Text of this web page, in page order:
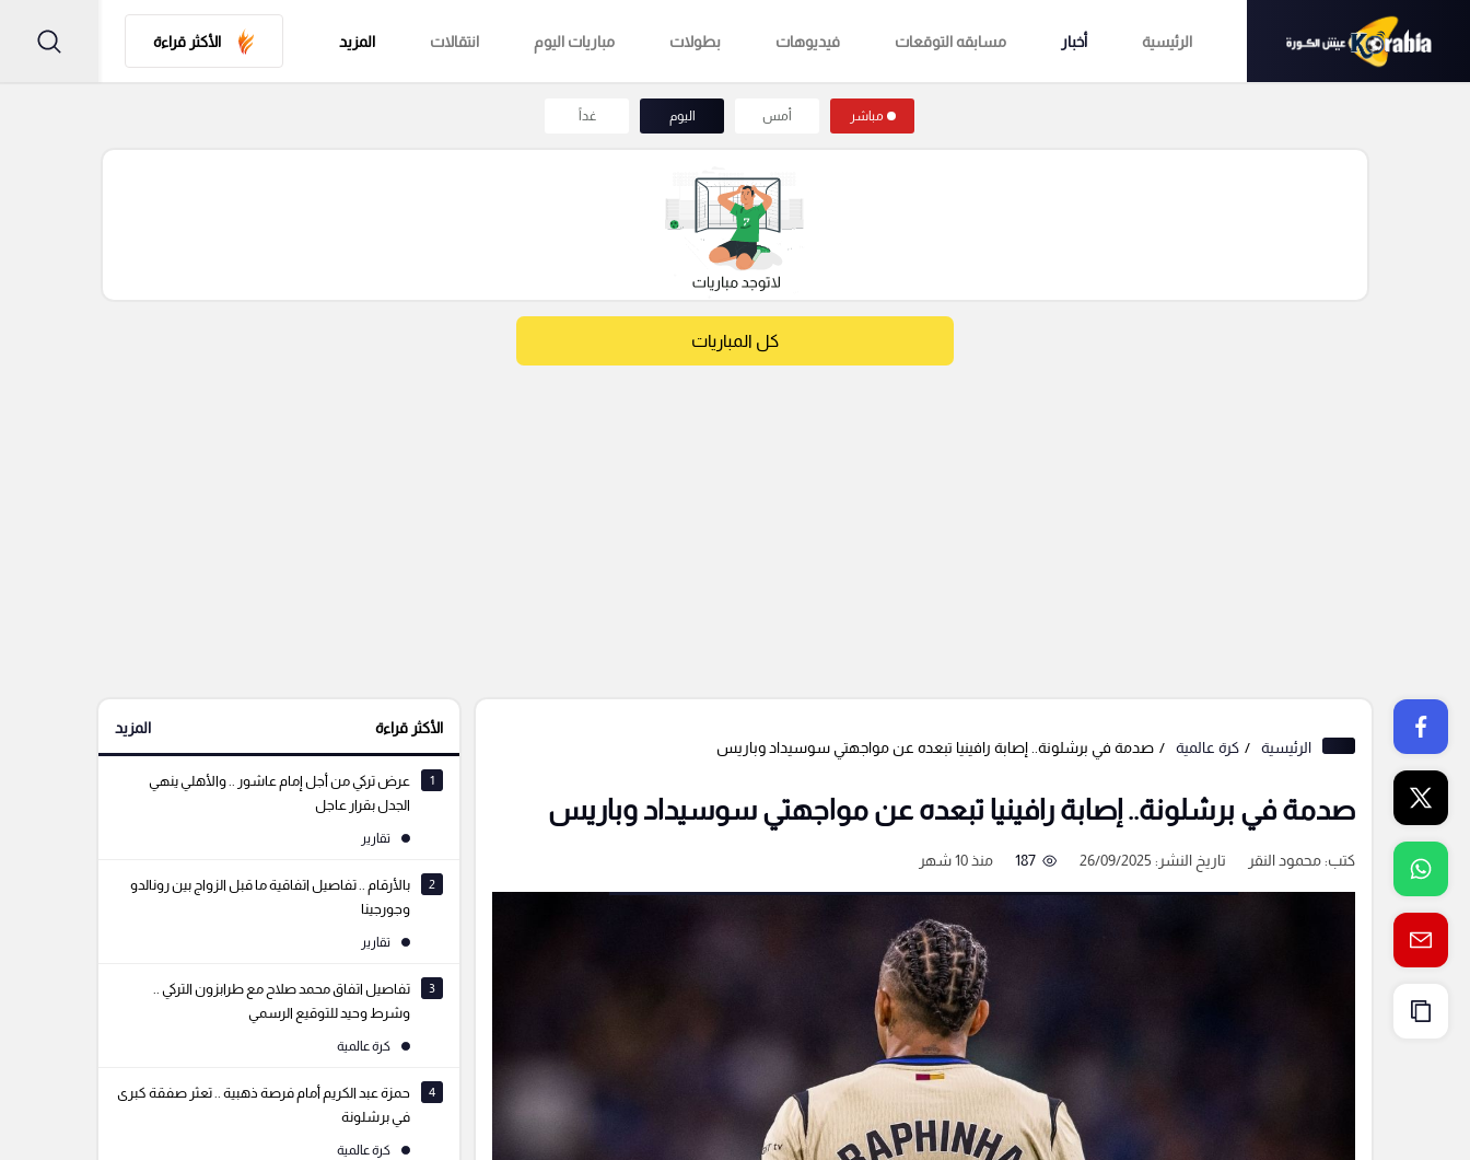
الرئيسية أخبار مسابقه التوقعات فيديوهات بطولات مباريات اليوم انتقالات المزيد الأكثر قراءة
مباشر أمس اليوم غداً
كل المباريات
الرئيسية كرة عالمية صدمة في برشلونة.. إصابة رافينيا تبعده عن مواجهتي سوسيداد وباريس
صدمة في برشلونة.. إصابة رافينيا تبعده عن مواجهتي سوسيداد وباريس
كتب:محمود النقر تاريخ النشر: 26/09/2025 187 منذ 10 شهر
الأكثر قراءة المزيد
1
عرض تركي من أجل إمام عاشور .. والأهلي ينهي
الجدل بقرار عاجل
تقارير
2
بالأرقام .. تفاصيل اتفاقية ما قبل الزواج بين رونالدو
وجورجينا
تقارير
3
تفاصيل اتفاق محمد صلاح مع طرابزون التركي ..
وشرط وحيد للتوقيع الرسمي
كرة عالمية
4
حمزة عبد الكريم أمام فرصة ذهبية .. تعثر صفقة كبرى
في برشلونة
كرة عالمية